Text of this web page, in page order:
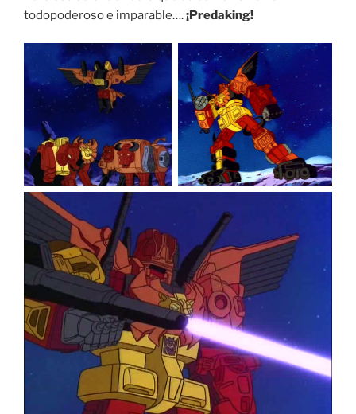
todopoderoso e imparable….¡Predaking!